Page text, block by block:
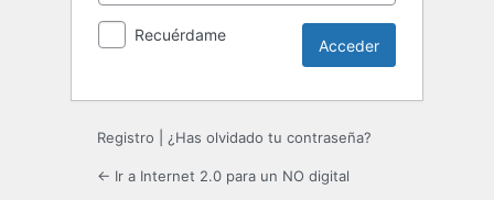
Recuérdame
Registro ¿Has olvidado tu contraseña?
← Ir a Internet 2.0 para un NO digital